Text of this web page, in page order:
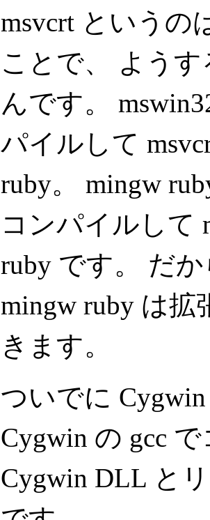
msvcrt というの
ことで、 よう
んです。
パイルして
ruby。 mingw
コンパイルして
ruby です。 だか
mingw ruby は
きます。
ついでに
Cygwin の gcc
Cygwin DLL と